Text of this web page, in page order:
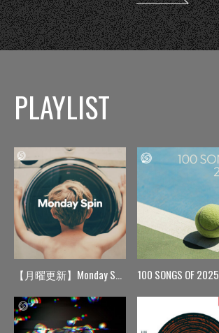
PLAYLIST
【月曜更新】Monday Spin 100 SONGS OF 2025